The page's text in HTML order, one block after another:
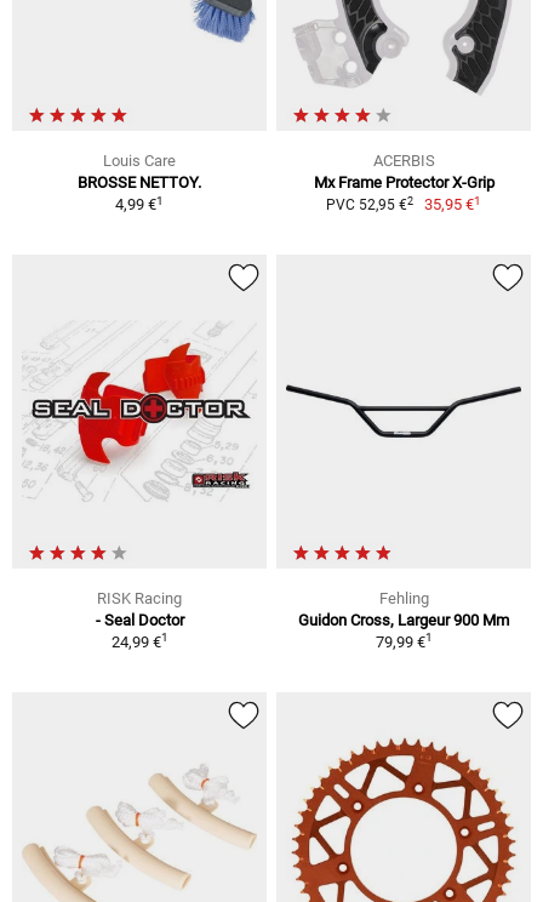
Louis Care
BROSSE NETTOY.
4,99 €1
ACERBIS
Mx Frame Protector X-Grip
PVC 52,95 €2 35,95 €1
RISK Racing
- Seal Doctor
24,99 €1
Fehling
Guidon Cross, Largeur 900 Mm
79,99 €1